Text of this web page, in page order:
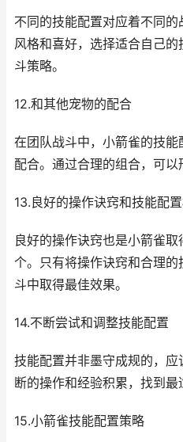
不同的技能配置对应着不同
风格和喜好，选择适合自己
斗策略。
12.和其他宠物的配合
在团队战斗中，小箭雀的技
配合。通过合理的组合，可以
13.良好的操作诀窍和技能配
良好的操作诀窍也是小箭雀
个。只有将操作诀窍和合理
斗中取得最佳效果。
14.不断尝试和调整技能配置
技能配置并非墨守成规的，
断的操作和经验积累，找到最
15.小箭雀技能配置策略